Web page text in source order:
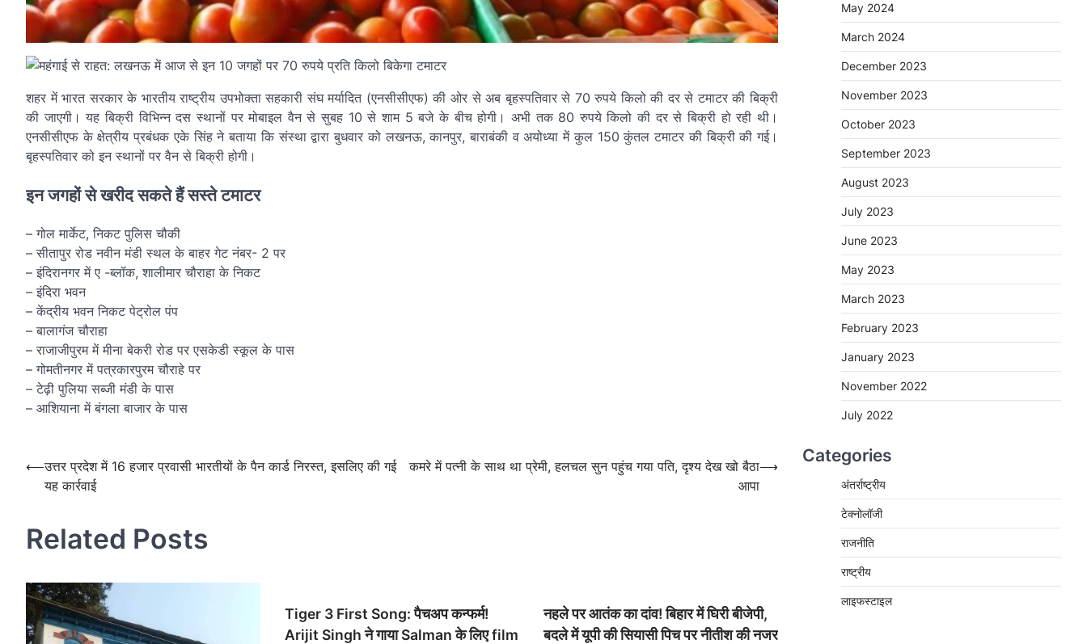
शहर में भारत सरकार के भारतीय राष्ट्रीय उपभोक्ता सहकारी संघ मर्यादित (एनसीसीएफ) की ओर से अब बृहस्पतिवार से 70 रुपये किलो की दर से टमाटर की बिक्री
की जाएगी। यह बिक्री विभिन्न दस स्थानों पर मोबाइल वैन से सुबह 10 से शाम 5 बजे के बीच होगी। अभी तक 80 रुपये किलो की दर से बिक्री हो रही थी।
एनसीसीएफ के क्षेत्रीय प्रबंधक एके सिंह ने बताया कि संस्था द्वारा बुधवार को लखनऊ, कानपुर, बाराबंकी व अयोध्या में कुल 150 कुंतल टमाटर की बिक्री की गई।
बृहस्पतिवार को इन स्थानों पर वैन से बिक्री होगी।
इन जगहों से खरीद सकते हैं सस्ते टमाटर
– गोल मार्केट, निकट पुलिस चौकी
– सीतापुर रोड नवीन मंडी स्थल के बाहर गेट नंबर- 2 पर
– इंदिरानगर में ए -ब्लॉक, शालीमार चौराहा के निकट
– इंदिरा भवन
– केंद्रीय भवन निकट पेट्रोल पंप
– बालागंज चौराहा
– राजाजीपुरम में मीना बेकरी रोड पर एसकेडी स्कूल के पास
– गोमतीनगर में पत्रकारपुरम चौराहे पर
– टेढ़ी पुलिया सब्जी मंडी के पास
– आशियाना में बंगला बाजार के पास
navigation
Post
navigation
⟵उत्तर प्रदेश में 16 हजार प्रवासी भारतीयों के पैन कार्ड निरस्त, इसलिए की गई
यह कार्रवाई
कमरे में पत्नी के साथ था प्रेमी, हलचल सुन पहुंच गया पति, दृश्य देख खो बैठा
आपा
⟶
Related Posts
Tiger 3 First Song: पैचअप कन्फर्म!
Arijit Singh ने गाया Salman के लिए film
नहले पर आतंक का दांव! बिहार में घिरी बीजेपी,
बदले में यूपी की सियासी पिच पर नीतीश की नजर
May 2024
March 2024
December 2023
November 2023
October 2023
September 2023
August 2023
July 2023
June 2023
May 2023
March 2023
February 2023
January 2023
November 2022
July 2022
Categories
अंतर्राष्ट्रीय
टेक्नोलॉजी
राजनीति
राष्ट्रीय
लाइफस्टाइल